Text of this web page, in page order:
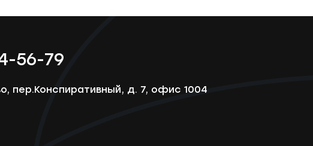
56-79
пер.Конспиративный, д. 7, офис 1004